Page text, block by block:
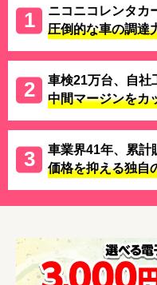
ニコニコレンタカ
圧倒的な車の調達
車検21万台、自社
中間マージンをカ
車業界41年、累計
価格を抑える独自